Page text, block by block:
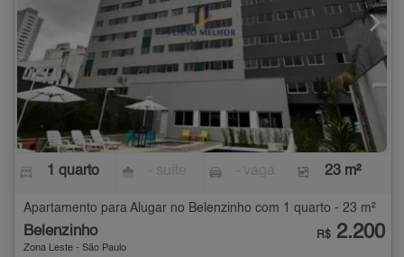
1 quarto 23 m²
Apartamento para Alugar no Belenzinho com 1 quarto - 23 m²
Belenzinho
Zona Leste - São Paulo
R$ 2.200